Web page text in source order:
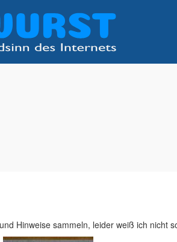
Hinweise sammeln, leider weiß ich nicht